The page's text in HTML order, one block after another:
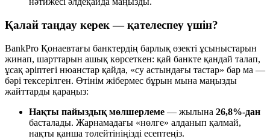
Қалай таңдау керек — қателеспеу үшін?
BankPro Қонаевтағы банктердің барлық өзекті ұсыныстарын
жинап, шарттарын ашық көрсеткен: қай банкте қандай талап,
ұсақ әріптегі нюанстар қайда, «су астындағы тастар» бар ма —
бәрі тексерілген. Өтінім жібермес бұрын мына маңызды
жайттарды қараңыз:
Нақты пайыздық мөлшерлеме — жылына 26,8%-дан
басталады. Жарнамадағы «нөлге» алданып қалмай,
нақты қанша төлейтініңізді есептеңіз.